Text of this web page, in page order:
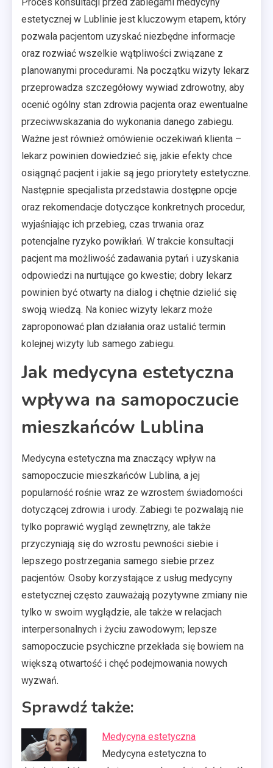
estetycznej w Lublinie jest kluczowym etapem, który
pozwala pacjentom uzyskać niezbędne informacje
oraz rozwiać wszelkie wątpliwości związane z
planowanymi procedurami. Na początku wizyty lekarz
przeprowadza szczegółowy wywiad zdrowotny, aby
ocenić ogólny stan zdrowia pacjenta oraz ewentualne
przeciwwskazania do wykonania danego zabiegu.
Ważne jest również omówienie oczekiwań klienta –
lekarz powinien dowiedzieć się, jakie efekty chce
osiągnąć pacjent i jakie są jego priorytety estetyczne.
Następnie specjalista przedstawia dostępne opcje
oraz rekomendacje dotyczące konkretnych procedur,
wyjaśniając ich przebieg, czas trwania oraz
potencjalne ryzyko powikłań. W trakcie konsultacji
pacjent ma możliwość zadawania pytań i uzyskania
odpowiedzi na nurtujące go kwestie; dobry lekarz
powinien być otwarty na dialog i chętnie dzielić się
swoją wiedzą. Na koniec wizyty lekarz może
zaproponować plan działania oraz ustalić termin
kolejnej wizyty lub samego zabiegu.
Jak medycyna estetyczna
wpływa na samopoczucie
mieszkańców Lublina
Medycyna estetyczna ma znaczący wpływ na
samopoczucie mieszkańców Lublina, a jej
popularność rośnie wraz ze wzrostem świadomości
dotyczącej zdrowia i urody. Zabiegi te pozwalają nie
tylko poprawić wygląd zewnętrzny, ale także
przyczyniają się do wzrostu pewności siebie i
lepszego postrzegania samego siebie przez
pacjentów. Osoby korzystające z usług medycyny
estetycznej często zauważają pozytywne zmiany nie
tylko w swoim wyglądzie, ale także w relacjach
interpersonalnych i życiu zawodowym; lepsze
samopoczucie psychiczne przekłada się bowiem na
większą otwartość i chęć podejmowania nowych
wyzwań.
Sprawdź także:
Medycyna estetyczna
Medycyna estetyczna to